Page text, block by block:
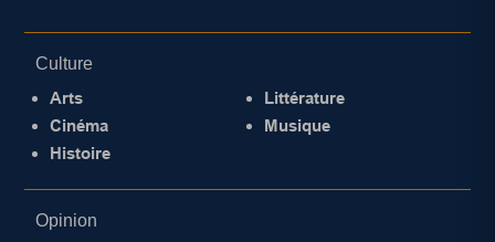
Culture
Arts
Cinéma
Histoire
Littérature
Musique
Opinion